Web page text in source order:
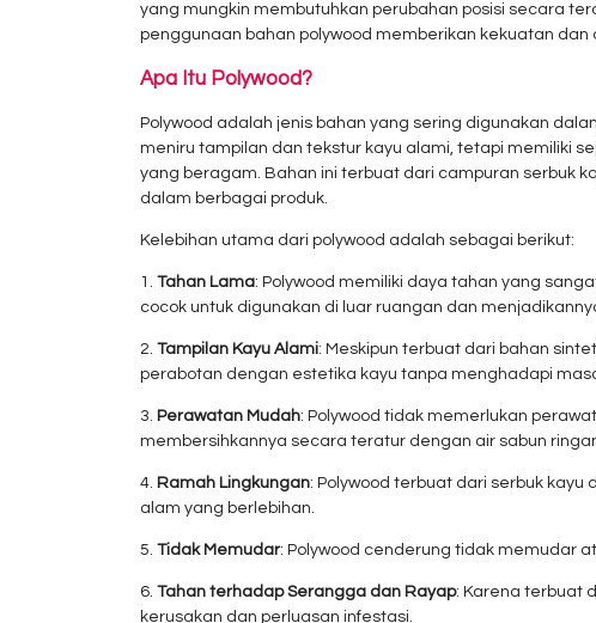
yang mungkin membutuhkan perubahan posisi secara
penggunaan bahan polywood memberikan kekuatan
Apa Itu Polywood?
Polywood adalah jenis bahan yang sering digunakan
meniru tampilan dan tekstur kayu alami, tetapi memiliki
yang beragam. Bahan ini terbuat dari campuran serbuk
dalam berbagai produk.
Kelebihan utama dari polywood adalah sebagai berikut:
1. Tahan Lama: Polywood memiliki daya tahan yang
cocok untuk digunakan di luar ruangan dan
2. Tampilan Kayu Alami: Meskipun terbuat dari bahan
perabotan dengan estetika kayu tanpa menghadapi
3. Perawatan Mudah: Polywood tidak memerlukan
membersihkannya secara teratur dengan air sabun
4. Ramah Lingkungan: Polywood terbuat dari serbuk
alam yang berlebihan.
5. Tidak Memudar: Polywood cenderung tidak memudar
6. Tahan terhadap Serangga dan Rayap: Karena terbuat
kerusakan dan perluasan infestasi.